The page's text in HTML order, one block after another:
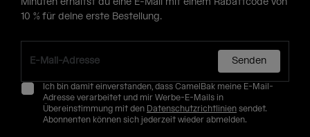
10 % für deine erste Bestellung.
Senden
Ich bin damit einverstanden, dass CamelBak meine E-Mail-
Adresse verarbeitet und mir Werbe-E-Mails in
Übereinstimmung mit den Datenschutzrichtlinien sendet.
Abonnenten können sich jederzeit wieder abmelden.